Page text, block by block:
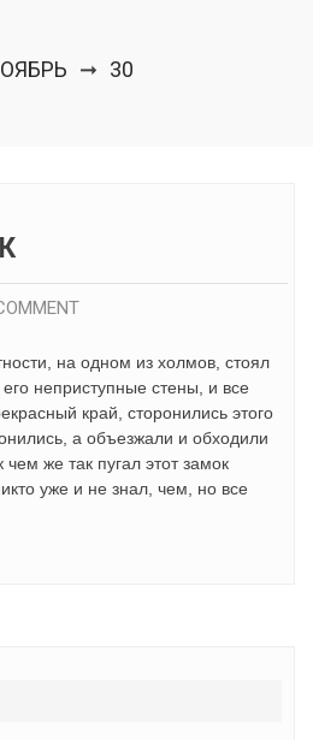
➞ 30
на одном из холмов, стоял
неприступные стены, и все
край, сторонились этого
а объезжали и обходили
же так пугал этот замок
уже и не знал, чем, но все